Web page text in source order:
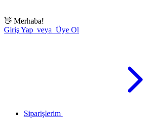
👋 Merhaba!
Giriş Yap veya Üye Ol
Siparişlerim